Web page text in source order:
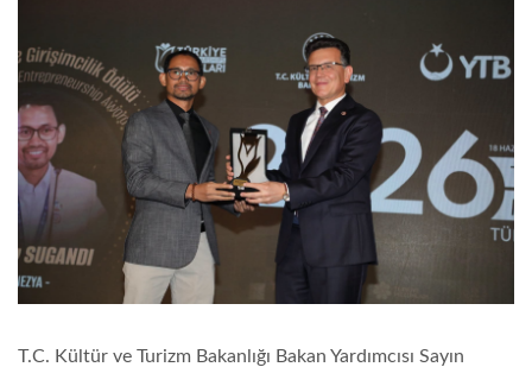
T.C. Kültür ve Turizm Bakanlığı Bakan Yardımcısı Sayın